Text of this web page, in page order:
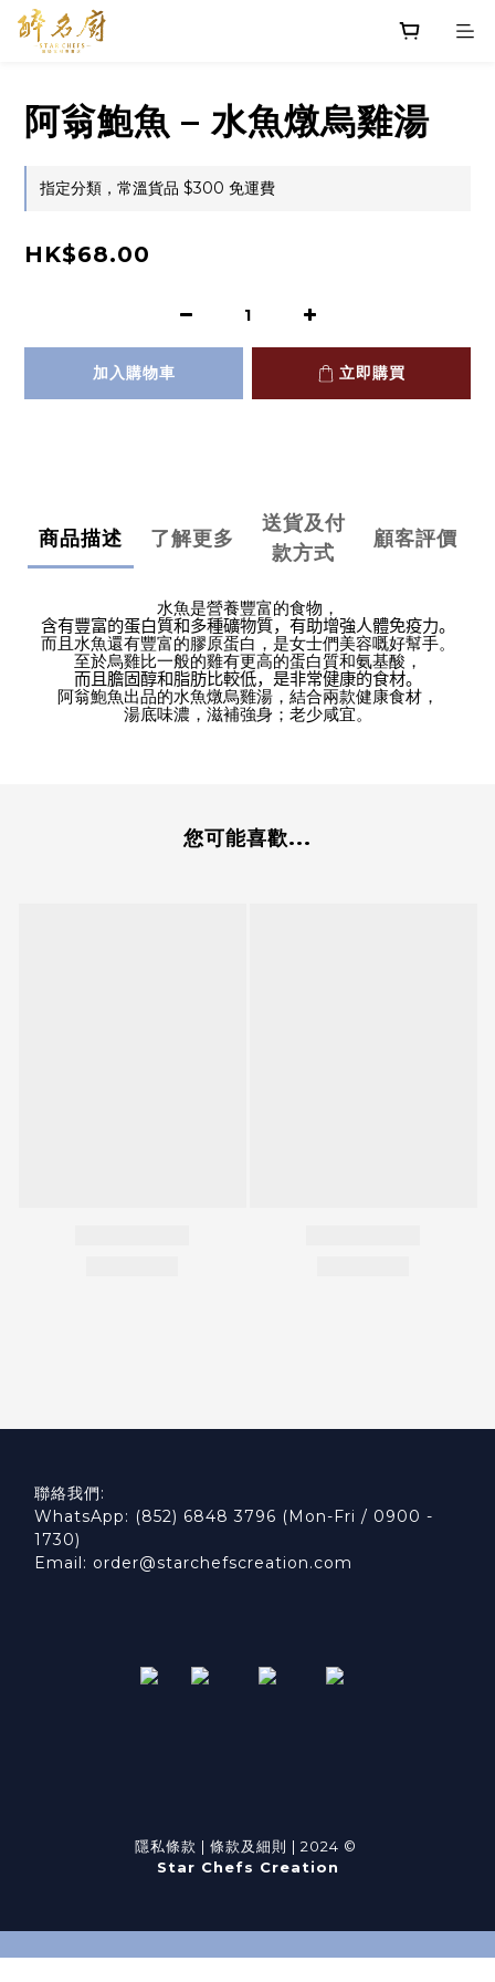
阿翁鮑魚 – 水魚燉烏雞湯
指定分類，常溫貨品 $300 免運費
HK$68.00
加入購物車 立即購買
商品描述 了解更多
送貨及付
款方式
顧客評價
水魚是營養豐富的食物，
含有豐富的蛋白質和多種礦物質，有助增強人體免疫力。
而且水魚還有豐富的膠原蛋白，是女士們美容嘅好幫手。
至於烏雞比一般的雞有更高的蛋白質和氨基酸，
而且膽固醇和脂肪比較低，是非常健康的食材。
阿翁鮑魚出品的水魚燉烏雞湯，結合兩款健康食材，
湯底味濃，滋補強身；老少咸宜。
您可能喜歡...
聯絡我們:
WhatsApp: (852) 6848 3796 (Mon-Fri / 0900 -
1730)
Email: order@starchefscreation.com
隱私條款 | 條款及細則 | 2024 ©
Star Chefs Creation